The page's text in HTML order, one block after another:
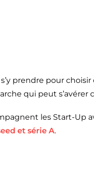
prendre pour
qui peut s’avérer
les Start-Up
et série A.